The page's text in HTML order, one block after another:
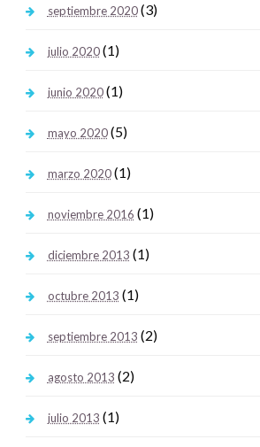
septiembre 2020(3)
julio 2020(1)
junio 2020(1)
mayo 2020(5)
marzo 2020(1)
noviembre 2016 (1)
diciembre 2013 (1)
octubre 2013 (1)
septiembre 2013 (2)
agosto 2013 (2)
julio 2013 (1)